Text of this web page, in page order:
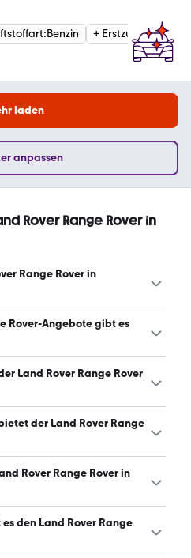
:Benzin + Erstzulassung
laden
anpassen
Rover Range Rover in
Range Rover in
Rover Range Rover in
86.774 € und 172.414 €.
Rover-Angebote gibt es
Range Rover bei
und 14 Neuwagen.
Land Rover Range Rover
in Gelsenkirchen hat
551 PS. (Stand: 9.8.2026)
der Land Rover Range
in Gelsenkirchen ist mit
Getriebe erhältlich.
Rover Range Rover in
in Gelsenkirchen gibt es in
grau, grün, gold, blau, silber,
den Land Rover Range